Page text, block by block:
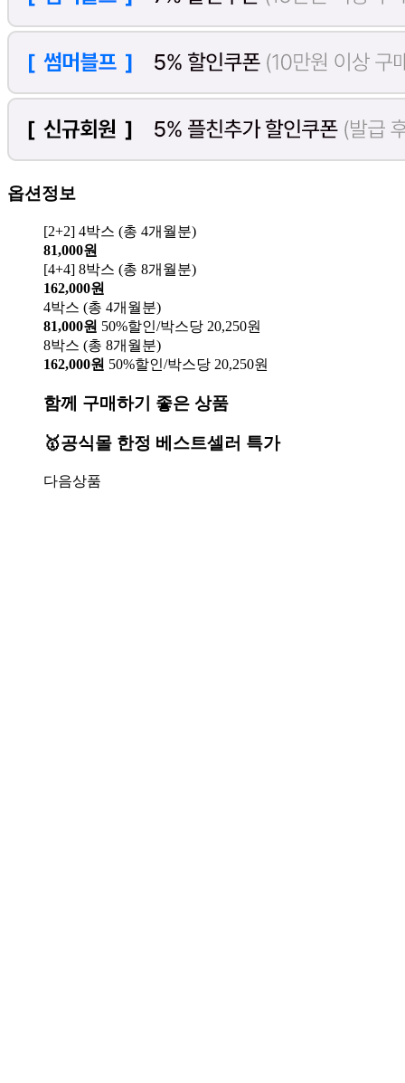
옵션정보
[2+2] 4박스 (총 4개월분)
81,000원
[4+4] 8박스 (총 8개월분)
162,000원
4박스 (총 4개월분)
81,000원 50%할인/박스당 20,250원
8박스 (총 8개월분)
162,000원 50%할인/박스당 20,250원
함께 구매하기 좋은 상품
🥇공식몰 한정 베스트셀러 특가
다음상품